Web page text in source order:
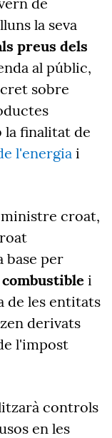
la seva
preus dels
al públic,
sobre
finalitat de
l'energiai
croat,
base per
i
de les entitats
derivats
l'impost
controls
en les